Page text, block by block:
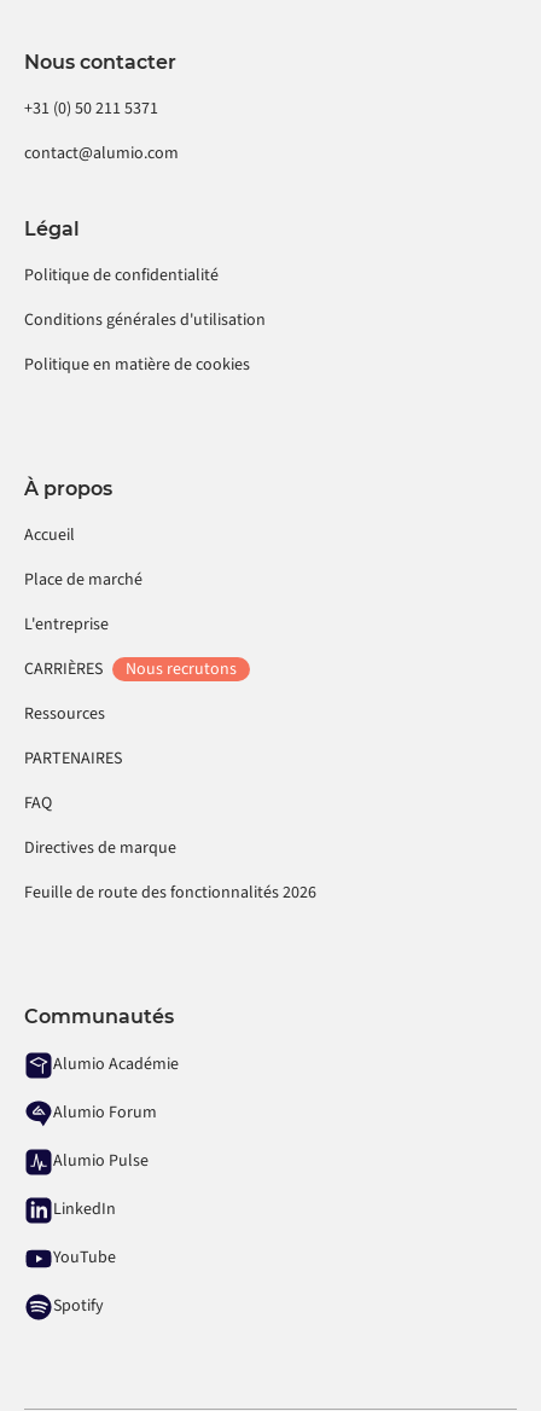
Nous contacter
+31 (0) 50 211 5371
contact@alumio.com
Légal
Politique de confidentialité
Conditions générales d'utilisation
Politique en matière de cookies
À propos
Accueil
Place de marché
L'entreprise
CARRIÈRES
Nous recrutons
Ressources
PARTENAIRES
FAQ
Directives de marque
Feuille de route des fonctionnalités 2026
Communautés
Alumio Académie
Alumio Forum
Alumio Pulse
LinkedIn
YouTube
Spotify